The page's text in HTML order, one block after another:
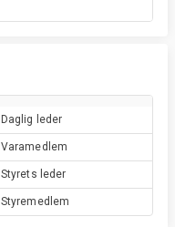
Daglig leder
Varamedlem
Styrets leder
Styremedlem